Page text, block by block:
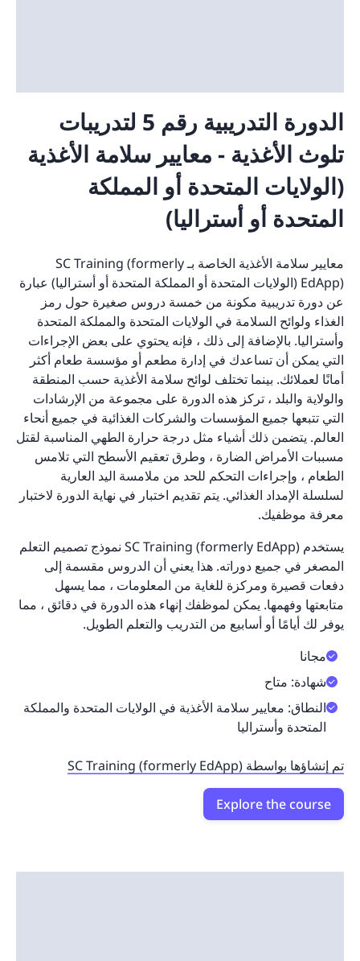
الدورة التدريبية رقم 5 لتدريبات
تلوث الأغذية - معايير سلامة الأغذية
(الولايات المتحدة أو المملكة
المتحدة أو أستراليا)
معايير سلامة الأغذية الخاصة بـ SC Training (formerly
EdApp) (الولايات المتحدة أو المملكة المتحدة أو أستراليا) عبارة
عن دورة تدريبية مكونة من خمسة دروس صغيرة حول رمز
الغذاء ولوائح السلامة في الولايات المتحدة والمملكة المتحدة
وأستراليا. بالإضافة إلى ذلك ، فإنه يحتوي على بعض الإجراءات
التي يمكن أن تساعدك في إدارة مطعم أو مؤسسة طعام أكثر
أمانًا لعملائك. بينما تختلف لوائح سلامة الأغذية حسب المنطقة
والولاية والبلد ، تركز هذه الدورة على مجموعة من الإرشادات
التي تتبعها جميع المؤسسات والشركات الغذائية في جميع أنحاء
العالم. يتضمن ذلك أشياء مثل درجة حرارة الطهي المناسبة لقتل
مسببات الأمراض الضارة ، وطرق تعقيم الأسطح التي تلامس
الطعام ، وإجراءات التحكم للحد من ملامسة اليد العارية
لسلسلة الإمداد الغذائي. يتم تقديم اختبار في نهاية الدورة لاختبار
معرفة موظفيك.
يستخدم SC Training (formerly EdApp) نموذج تصميم التعلم
المصغر في جميع دوراته. هذا يعني أن الدروس مقسمة إلى
دفعات قصيرة ومركزة للغاية من المعلومات ، مما يسهل
متابعتها وفهمها. يمكن لموظفك إنهاء هذه الدورة في دقائق ، مما
يوفر لك أيامًا أو أسابيع من التدريب والتعلم الطويل.
مجانا
شهادة: متاح
النطاق: معايير سلامة الأغذية في الولايات المتحدة والمملكة
المتحدة وأستراليا
تم إنشاؤها بواسطة SC Training (formerly EdApp)
Explore the course